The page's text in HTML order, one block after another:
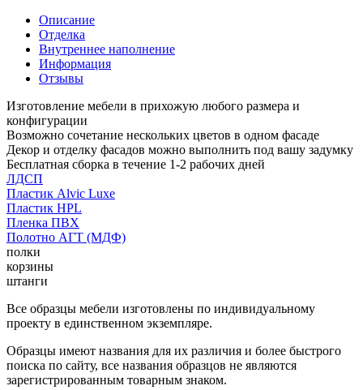
Описание
Отделка
Внутреннее наполнение
Информация
Отзывы
Изготовление мебели в прихожую любого размера и
конфигурации
Возможно сочетание нескольких цветов в одном фасаде
Декор и отделку фасадов можно выполнить под вашу задумку
Бесплатная сборка в течение 1-2 рабочих дней
ЛДСП
Пластик Alvic Luxe
Пластик HPL
Пленка ПВХ
Полотно АГТ (МДФ)
полки
корзины
штанги
Все образцы мебели изготовлены по индивидуальному
проекту в единственном экземпляре.
Образцы имеют названия для их различия и более быстрого
поиска по сайту, все названия образцов не являются
зарегистрированным товарным знаком.